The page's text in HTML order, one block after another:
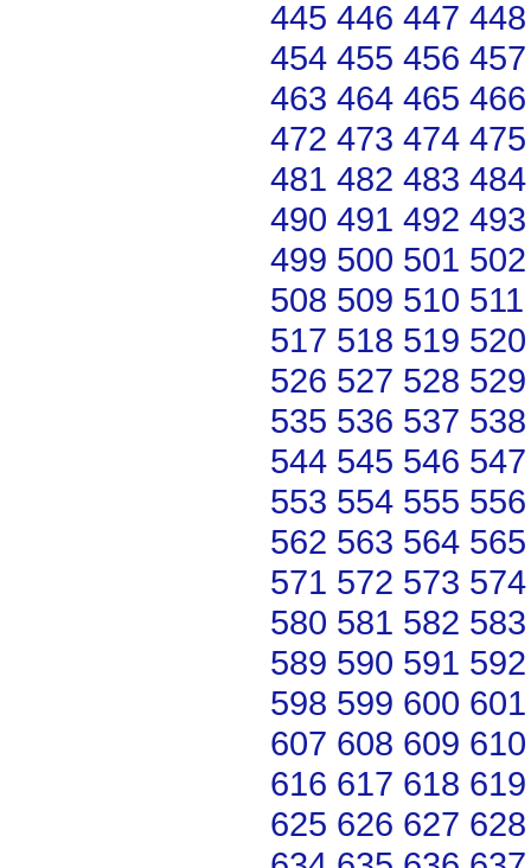
445 446 447 448
454 455 456 457
463 464 465 466
472 473 474 475
481 482 483 484
490 491 492 493
499 500 501 502
508 509 510 511
517 518 519 520
526 527 528 529
535 536 537 538
544 545 546 547
553 554 555 556
562 563 564 565
571 572 573 574
580 581 582 583
589 590 591 592
598 599 600 601
607 608 609 610
616 617 618 619
625 626 627 628